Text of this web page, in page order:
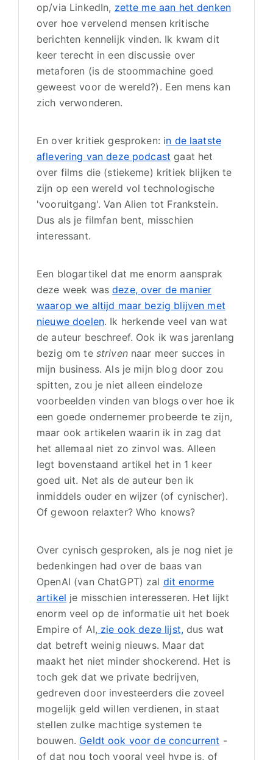
op/via LinkedIn, zette me aan het denken
over hoe vervelend mensen kritische
berichten kennelijk vinden. Ik kwam dit
keer terecht in een discussie over
metaforen (is de stoommachine goed
geweest voor de wereld?). Een mens kan
zich verwonderen.
En over kritiek gesproken: in de laatste
aflevering van deze podcast gaat het
over films die (stiekeme) kritiek blijken te
zijn op een wereld vol technologische
'vooruitgang'. Van Alien tot Frankstein.
Dus als je filmfan bent, misschien
interessant.
Een blogartikel dat me enorm aansprak
deze week wasdeze, over de manier
waarop we altijd maar bezig blijven met
nieuwe doelen. Ik herkende veel van wat
de auteur beschreef. Ook ik was jarenlang
bezig om te strivennaar meer succes in
mijn business. Als je mijn blog door zou
spitten, zou je niet alleen eindeloze
voorbeelden vinden van blogs over hoe ik
een goede ondernemer probeerde te zijn,
maar ook artikelen waarin ik in zag dat
het allemaal niet zo zinvol was. Alleen
legt bovenstaand artikel het in 1 keer
goed uit. Net als de auteur ben ik
inmiddels ouder en wijzer (of cynischer).
Of gewoon relaxter? Who knows?
Over cynisch gesproken, als je nog niet je
bedenkingen had over de baas van
OpenAI (van ChatGPT) zal dit enorme
artikel je misschien interesseren. Het lijkt
enorm veel op de informatie uit het boek
Empire of AI, zie ook deze lijst,dus wat
dat betreft weinig nieuws. Maar dat
maakt het niet minder shockerend. Het is
toch gek dat we private bedrijven,
gedreven door investeerders die zoveel
mogelijk geld willen verdienen, in staat
stellen zulke machtige systemen te
bouwen. Geldt ook voor de concurrent -
of dat nou toch vooral veel hype is, of